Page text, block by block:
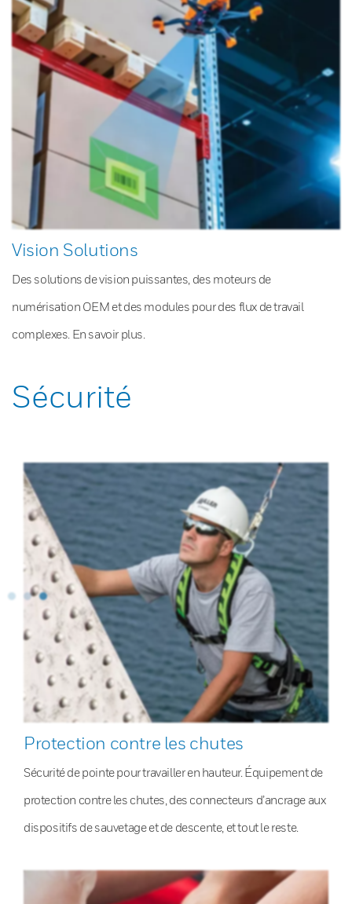
Vision Solutions
Des solutions de vision puissantes, des moteurs de
numérisation OEM et des modules pour des flux de travail
complexes. En savoir plus.
Sécurité
Protection contre les chutes
Sécurité de pointe pour travailler en hauteur. Équipement de
protection contre les chutes, des connecteurs d’ancrage aux
dispositifs de sauvetage et de descente, et tout le reste.